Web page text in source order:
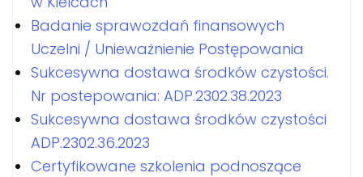
Badanie sprawozdań finansowych
Uczelni / Unieważnienie Postępowania
Sukcesywna dostawa środków czystości.
Nr postepowania: ADP.2302.38.2023
Sukcesywna dostawa środków czystości
ADP.2302.36.2023
Certyfikowane szkolenia podnoszące